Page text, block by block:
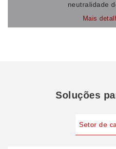
neutralidade
Mais
Soluções
Setor de